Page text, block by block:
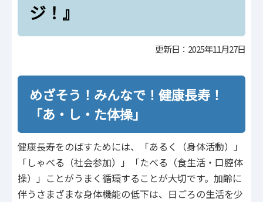
ジ！』
更新日：2025年11月27日
めざそう！みんなで！健康長寿！
「あ・し・た体操」
健康長寿をのばすためには、「あるく（身体活動）」
「しゃべる（社会参加）」「たべる（食生活・口腔体
操）」ことがうまく循環することが大切です。加齢に
伴うさまざまな身体機能の低下は、日ごろの生活を少